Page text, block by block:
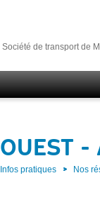
Société de transport de
OUEST
Infos pratiques Nos